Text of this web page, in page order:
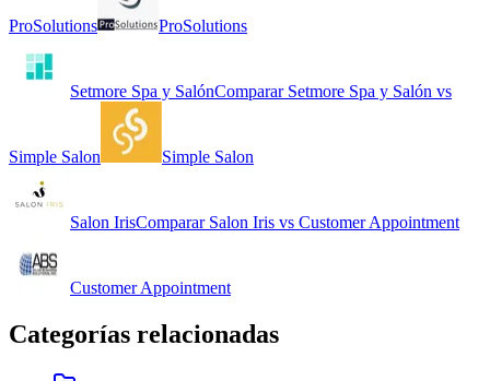
ProSolutions ProSolutions
Setmore Spa y SalónComparar Setmore Spa y Salón vs
Simple Salon Simple Salon
Salon IrisComparar Salon Iris vs Customer Appointment
Customer Appointment
Categorías relacionadas